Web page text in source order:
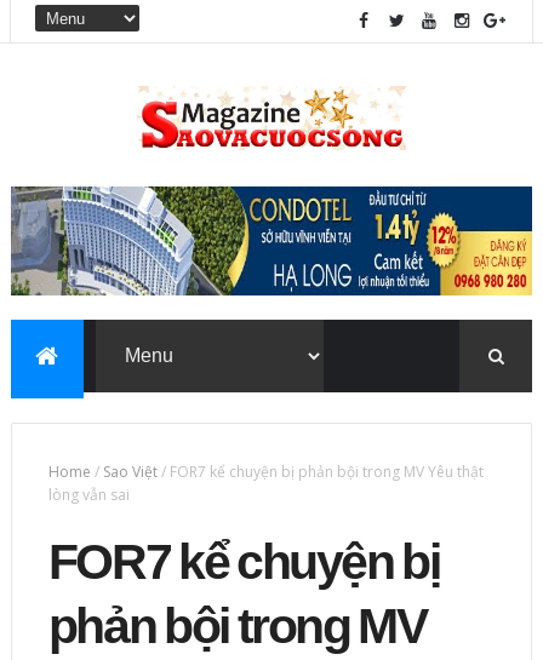
Home / Sao Việt/ FOR7 kể chuyện bị phản bội trong MV Yêu thật
lòng vẫn sai
FOR7 kể chuyện bị
phản bội trong MV